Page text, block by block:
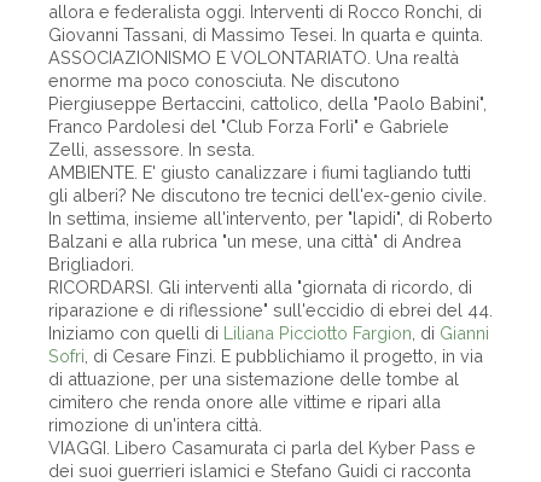
allora e federalista oggi. Interventi di Rocco Ronchi, di
Giovanni Tassani, di Massimo Tesei. In quarta e quinta.
ASSOCIAZIONISMO E VOLONTARIATO. Una realtà
enorme ma poco conosciuta. Ne discutono
Piergiuseppe Bertaccini, cattolico, della "Paolo Babini",
Franco Pardolesi del "Club Forza Forlì" e Gabriele
Zelli, assessore. In sesta.
AMBIENTE. E' giusto canalizzare i fiumi tagliando tutti
gli alberi? Ne discutono tre tecnici dell'ex-genio civile.
In settima, insieme all'intervento, per "lapidi", di Roberto
Balzani e alla rubrica "un mese, una città" di Andrea
Brigliadori.
RICORDARSI. Gli interventi alla "giornata di ricordo, di
riparazione e di riflessione" sull'eccidio di ebrei del 44.
Iniziamo con quelli di Liliana Picciotto Fargion , di Gianni
Sofri , di Cesare Finzi. E pubblichiamo il progetto, in via
di attuazione, per una sistemazione delle tombe al
cimitero che renda onore alle vittime e ripari alla
rimozione di un'intera città.
VIAGGI. Libero Casamurata ci parla del Kyber Pass e
dei suoi guerrieri islamici e Stefano Guidi ci racconta